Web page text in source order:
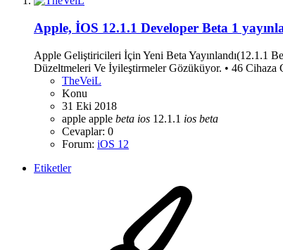
Apple, İOS 12.1.1 Developer Beta 1
Apple Geliştiricileri İçin Yeni Beta Yayınlandı(12.1.1
Düzeltmeleri Ve İyileştirmeler Gözüküyor. • 46
TheVeiL
Konu
31 Eki 2018
apple apple beta ios 12.1.1 ios beta
Cevaplar: 0
Forum: iOS 12
Etiketler